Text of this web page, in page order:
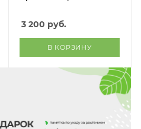
3 200 руб.
В КОРЗИНУ